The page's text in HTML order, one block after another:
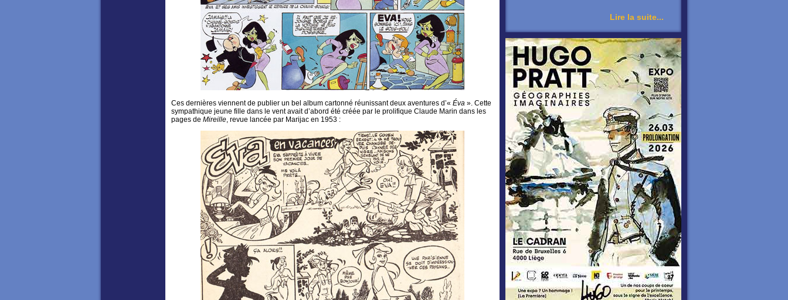
Lire la suite...
Ces dernières viennent de publier un bel album cartonné réunissant deux aventures d’« Éva ». Cette
sympathique jeune fille dans le vent avait d’abord été créée par le prolifique Claude Marin dans les
pages de Mireille, revue lancée par Marijac en 1953 :